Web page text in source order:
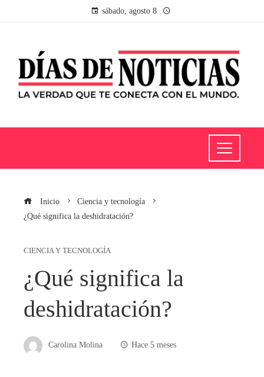
sábado, agosto 8
Inicio
Ciencia y tecnología
¿Qué significa la deshidratación?
CIENCIA Y TECNOLOGÍA
¿Qué significa la
deshidratación?
Carolina Molina Hace 5 meses